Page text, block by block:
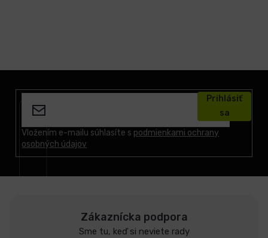
Vložením e-mailu súhlasíte s podmienkami ochrany
osobných údajov
Prihlásiť
sa
Zákaznícka podpora
Sme tu, keď si neviete rady